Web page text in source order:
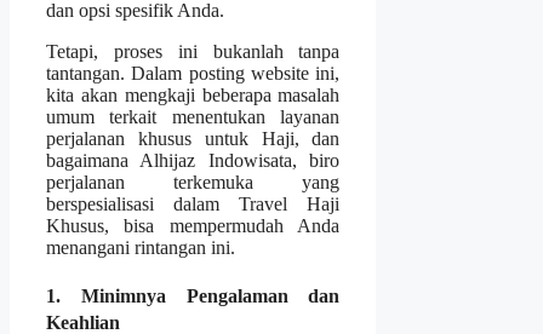
dan opsi spesifik Anda.
Tetapi, proses ini bukanlah tanpa
tantangan. Dalam posting website ini,
kita akan mengkaji beberapa masalah
umum terkait menentukan layanan
perjalanan khusus untuk Haji, dan
bagaimana Alhijaz Indowisata, biro
perjalanan terkemuka yang
berspesialisasi dalam Travel Haji
Khusus, bisa mempermudah Anda
menangani rintangan ini.
1. Minimnya Pengalaman dan
Keahlian